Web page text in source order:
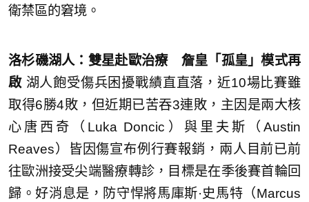
衛禁區的窘境。
洛杉磯湖人：雙星赴歐治療 詹皇「孤皇」模式再
啟湖人飽受傷兵困擾戰績直直落，近10場比賽雖
取得6勝4敗，但近期已苦吞3連敗，主因是兩大核
心唐西奇（Luka Doncic）與里夫斯（Austin
Reaves）皆因傷宣布例行賽報銷，兩人目前已前
往歐洲接受尖端醫療轉診，目標是在季後賽首輪回
歸。好消息是，防守悍將馬庫斯·史馬特（Marcus